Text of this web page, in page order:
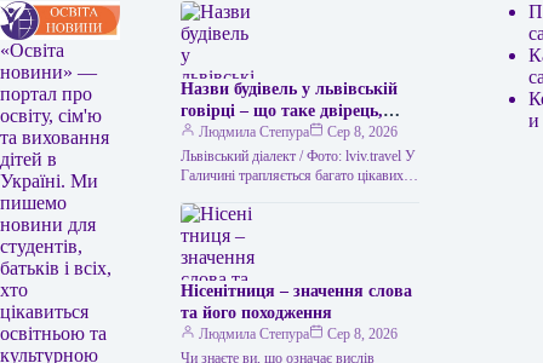
«Освіта
новини» —
портал про
освіту, сім'ю
та виховання
дітей в
Україні. Ми
пишемо
новини для
студентів,
батьків і всіх,
хто
цікавиться
освітньою та
культурною
Назви будівель у львівській
говірці – що таке двірець,
креденс, кнайпа
Людмила Степура
Сер 8, 2026
Львівський діалект / Фото: lviv.travel У
Галичині трапляється багато цікавих
навіть досвідченого мандрівника. Тож
не дивно,…
Нісенітниця – значення слова
та його походження
Людмила Степура
Сер 8, 2026
Чи знаєте ви, що означає вислів
и